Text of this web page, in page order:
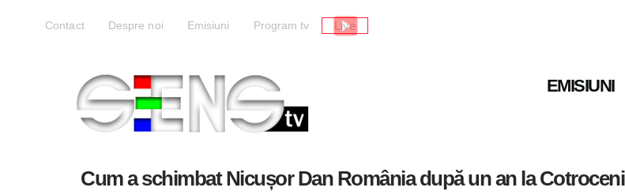
Contact Despre noi Emisiuni Program tv Live
EMISIUNI
Cum a schimbat Nicușor Dan România după un an la Cotroceni